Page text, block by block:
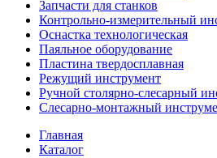
Запчасти для станков
Контрольно-измерительный
Оснастка технологическая
Паяльное оборудование
Пластина твердосплавная
Режущий инструмент
Ручной столярно-слесарный
Слесарно-монтажный
Главная
Каталог